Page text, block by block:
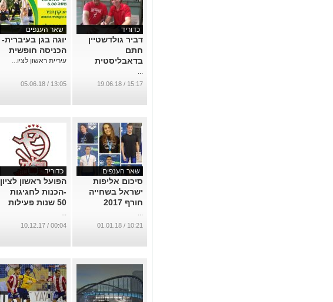
כדוריד
דביר גולדשטיין
חתם
בדאבליסטית
...
15:17 / 19.06.18
שאר הענפים
יוגה בגן בעיברית-
הכניסה חופשית
עיריית ראשון לציו...
13:05 / 05.06.18
שאר הענפים
סיכום אליפות
ישראל בשחייה
חורף 2017
...
10:21 / 01.01.18
כדוריד
הפועל ראשון לציון
-הכנות לחגיגות
50 שנות פעילות
...
00:04 / 10.12.17